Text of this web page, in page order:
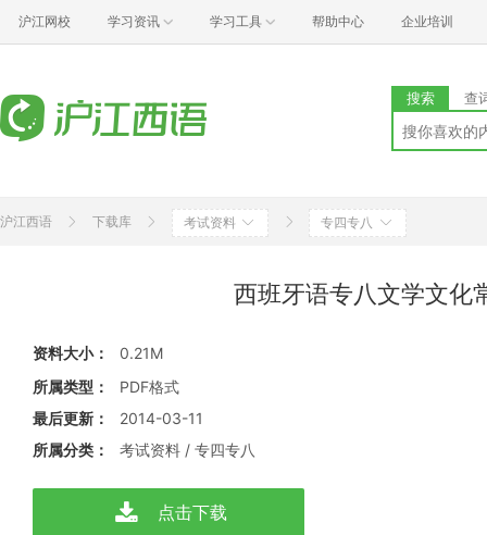
沪江网校 学习资讯 学习工具 帮助中心 企业培训
搜索 查
沪江西语 下载库 考试资料 专四专八
西班牙语专八文学文化
资料大小：
0.21M
所属类型：
PDF格式
最后更新：
2014-03-11
所属分类：
考试资料 / 专四专八
点击下载